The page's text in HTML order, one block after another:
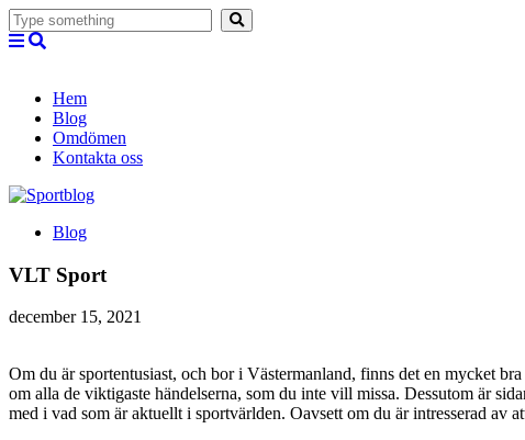
Hem
Blog
Omdömen
Kontakta oss
Blog
VLT Sport
december 15, 2021
Om du är sportentusiast, och bor i Västermanland, finns det en mycket
om alla de viktigaste händelserna, som du inte vill missa. Dessutom är
med i vad som är aktuellt i sportvärlden. Oavsett om du är intresserad av